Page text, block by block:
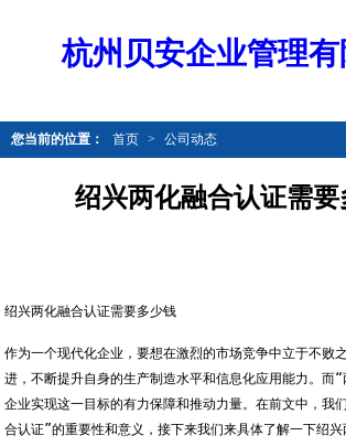
杭州贝安企业管理有
您当前的位置： 首页 > 公司动态
绍兴两化融合认证需
绍兴两化融合认证需要多少钱
作为一个现代化企业，要想在激烈的市场竞争中立于不败
进，不断提升自身的生产制造水平和信息化应用能力。而
企业实现这一目标的有力保障和推动力量。在前文中，我
合认证”的重要性和意义，接下来我们来具体了解一下绍